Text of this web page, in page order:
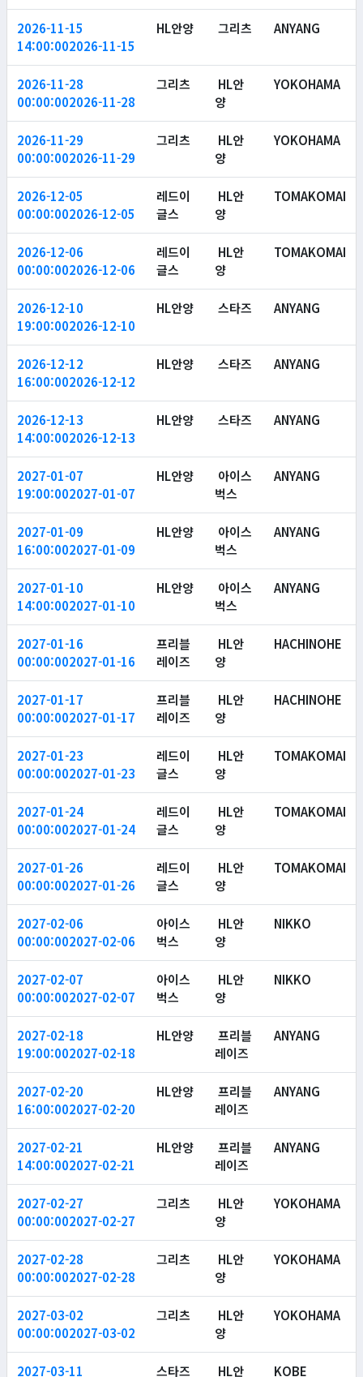
2026-11-15
14:00:002026-11-15
HL안양 그리츠 ANYANG
2026-11-28
00:00:002026-11-28
그리츠
HL안
양
YOKOHAMA
2026-11-29
00:00:002026-11-29
그리츠
HL안
양
YOKOHAMA
2026-12-05
00:00:002026-12-05
레드이
글스
HL안
양
TOMAKOMAI
2026-12-06
00:00:002026-12-06
레드이
글스
HL안
양
TOMAKOMAI
2026-12-10
19:00:002026-12-10
HL안양 스타즈 ANYANG
2026-12-12
16:00:002026-12-12
HL안양 스타즈 ANYANG
2026-12-13
14:00:002026-12-13
HL안양 스타즈 ANYANG
2027-01-07
19:00:002027-01-07
HL안양
아이스
벅스
ANYANG
2027-01-09
16:00:002027-01-09
HL안양
아이스
벅스
ANYANG
2027-01-10
14:00:002027-01-10
HL안양
아이스
벅스
ANYANG
2027-01-16
00:00:002027-01-16
프리블
레이즈
HL안
양
HACHINOHE
2027-01-17
00:00:002027-01-17
프리블
레이즈
HL안
양
HACHINOHE
2027-01-23
00:00:002027-01-23
레드이
글스
HL안
양
TOMAKOMAI
2027-01-24
00:00:002027-01-24
레드이
글스
HL안
양
TOMAKOMAI
2027-01-26
00:00:002027-01-26
레드이
글스
HL안
양
TOMAKOMAI
2027-02-06
00:00:002027-02-06
아이스
벅스
HL안
양
NIKKO
2027-02-07
00:00:002027-02-07
아이스
벅스
HL안
양
NIKKO
2027-02-18
19:00:002027-02-18
HL안양
프리블
레이즈
ANYANG
2027-02-20
16:00:002027-02-20
HL안양
프리블
레이즈
ANYANG
2027-02-21
14:00:002027-02-21
HL안양
프리블
레이즈
ANYANG
2027-02-27
00:00:002027-02-27
그리츠
HL안
양
YOKOHAMA
2027-02-28
00:00:002027-02-28
그리츠
HL안
양
YOKOHAMA
2027-03-02
00:00:002027-03-02
그리츠
HL안
양
YOKOHAMA
2027-03-11 스타즈 HL안 KOBE